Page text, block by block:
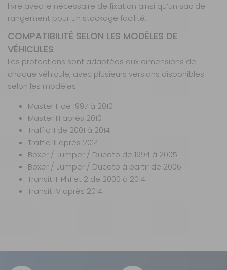
Disponibilité :
Livraison à Domicile
DISPONIBLE EN LIVRAISON : EN STOCK
DISPONIBLE IMMÉDIATEMENT
AJOUTER AU PANIER
1997 - 2010
Référence :
Année :
1997 à 2010
Véhicule :
RENAULT
MASTER II
Sur commande
livré avec le nécessaire de fixation ainsi qu’un sac de
rangement pour un stockage facilité.
COMPATIBILITÉ SELON LES MODÈLES DE
VÉHICULES
Les protections sont adaptées aux dimensions de
chaque véhicule, avec plusieurs versions disponibles
selon les modèles :
Master II de 1997 à 2010
Master III après 2010
Traffic II de 2001 à 2014
Traffic III après 2014
Boxer / Jumper / Ducato de 1994 à 2005
Boxer / Jumper / Ducato à partir de 2006
Transit III Ph1 et 2 de 2000 à 2014
Transit IV après 2014
latérales pour camping-car et fourgon
Kit complet avec fixations et sac de rangement